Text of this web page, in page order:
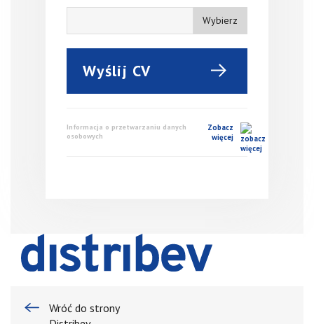
Wybierz
Wyślij CV
Informacja o przetwarzaniu danych
osobowych
Zobacz
więcej
Wróć do strony